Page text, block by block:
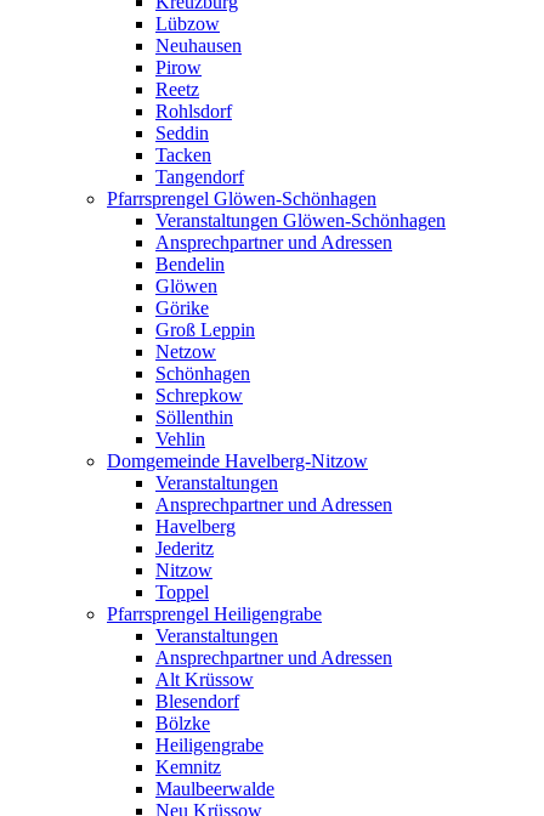
Lübzow
Neuhausen
Pirow
Reetz
Rohlsdorf
Seddin
Tacken
Tangendorf
Pfarrsprengel Glöwen-Schönhagen
Veranstaltungen Glöwen-Schönhagen
Ansprechpartner und Adressen
Bendelin
Glöwen
Görike
Groß Leppin
Netzow
Schönhagen
Schrepkow
Söllenthin
Vehlin
Domgemeinde Havelberg-Nitzow
Veranstaltungen
Ansprechpartner und Adressen
Havelberg
Jederitz
Nitzow
Toppel
Pfarrsprengel Heiligengrabe
Veranstaltungen
Ansprechpartner und Adressen
Alt Krüssow
Blesendorf
Bölzke
Heiligengrabe
Kemnitz
Maulbeerwalde
Neu Krüssow